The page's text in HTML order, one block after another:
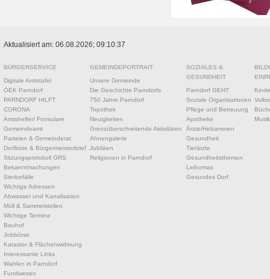
Aktualisiert am: 06.08.2026; 09:10:37
BÜRGERSERVICE
Digitale Amtstafel
ÖEK Parndorf
PARNDORF HILFT
CORONA
Amtshelfer/ Formulare
Gemeindeamt
Parteien & Gemeinderat
Dorfbote & Bürgermeisterbrief
Sitzungsprotokoll GRS
Bekanntmachungen
Sterbefälle
Wichtige Adressen
Abwasser und Kanalisation
Müll & Sammelstellen
Wichtige Termine
Bauhof
Jobbörse
Kataster & Flächenwidmung
Interessante Links
Wahlen in Parndorf
Fundwesen
GEMEINDEPORTRAIT
Unsere Gemeinde
Die Geschichte Parndorfs
750 Jahre Parndorf
Topothek
Neuigkeiten
Grenzüberschreitende Aktivitäten
Ahnengalerie
Jubiläen
Religionen in Parndorf
SOZIALES &
GESUNDHEIT
Parndorf GEHT
Soziale Organisationen
Pflege und Betreuung
Apotheke
Ärzte/Hebammen
Gesundheit
Tierärzte
Gesundheitsthemen
Leihomas
Gesundes Dorf